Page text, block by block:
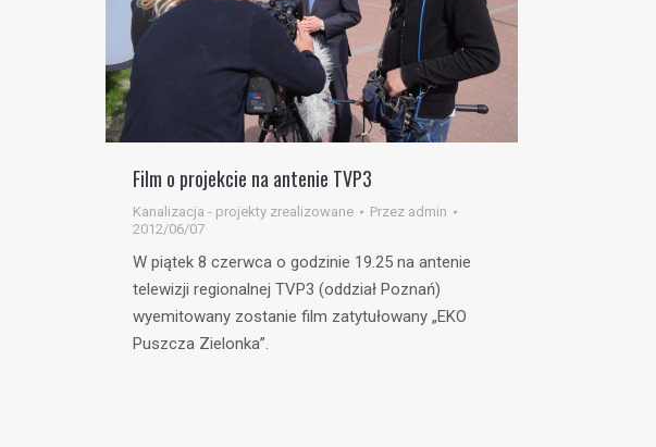
Film o projekcie na antenie TVP3
Kanalizacja - projekty zrealizowane Przez admin
2012/06/07
W piątek 8 czerwca o godzinie 19.25 na antenie
telewizji regionalnej TVP3 (oddział Poznań)
wyemitowany zostanie film zatytułowany „EKO
Puszcza Zielonka”.